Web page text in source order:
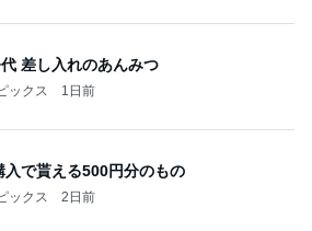
差し入れのあんみつ
ックス 1日前
入で貰える500円分のもの
ックス 2日前